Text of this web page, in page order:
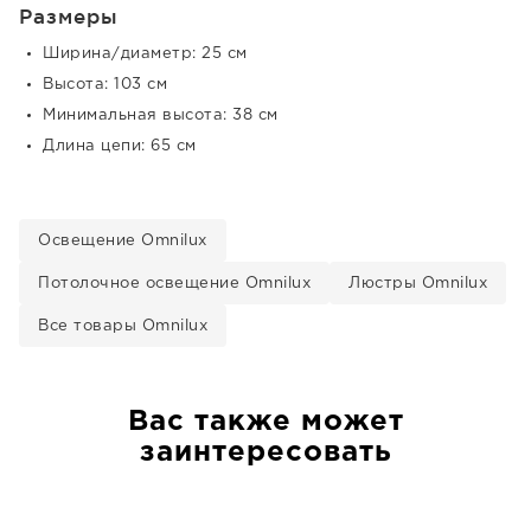
Размеры
Ширина/диаметр: 25 см
Высота: 103 см
Минимальная высота: 38 см
Длина цепи: 65 см
Освещение Omnilux
Потолочное освещение Omnilux Люстры Omnilux
Все товары Omnilux
Вас также может
заинтересовать